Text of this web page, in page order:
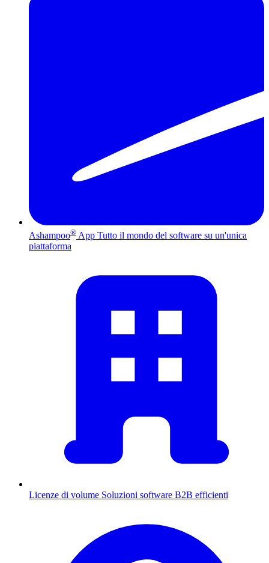
Ashampoo® App Tutto il mondo del software su un'unica
piattaforma
Licenze di volume Soluzioni software B2B efficienti